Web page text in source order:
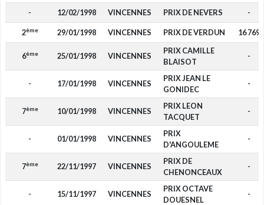
- 12/02/1998 VINCENNES PRIX DE NEVERS -
2ème 29/01/1998 VINCENNES PRIX DE VERDUN 16 769
6ème 25/01/1998 VINCENNES
PRIX CAMILLE
BLAISOT
-
- 17/01/1998 VINCENNES
PRIX JEAN LE
GONIDEC
-
7ème 10/01/1998 VINCENNES
PRIX LEON
TACQUET
-
- 01/01/1998 VINCENNES
PRIX
D'ANGOULEME
-
7ème 22/11/1997 VINCENNES
PRIX DE
CHENONCEAUX
-
- 15/11/1997 VINCENNES
PRIX OCTAVE
DOUESNEL
-